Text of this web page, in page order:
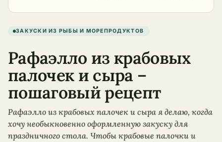
ЗАКУСКИ ИЗ РЫБЫ И МОРЕПРОДУКТОВ
Рафаэлло из крабовых
палочек и сыра –
пошаговый рецепт
Рафаэлло из крабовых палочек и сыра я делаю, когда
хочу необыкновенно оформленную закуску для
праздничного стола. Чтобы крабовые палочки и